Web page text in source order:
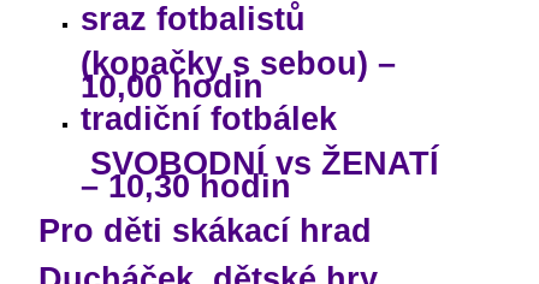
sraz fotbalistů
(kopačky s sebou) –
10,00 hodin
tradiční fotbálek
SVOBODNÍ vs ŽENATÍ
– 10,30 hodin
Pro děti skákací hrad